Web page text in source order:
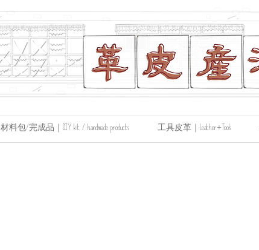
材料包/完成品｜DIY kit / handmade products 工具皮革｜Leather+Tools